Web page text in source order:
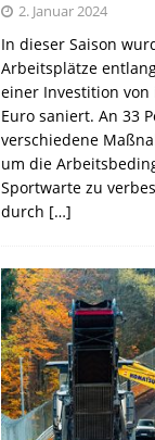
2. Januar 2024
In dieser Saison
Arbeitsplätze
einer Investition von
Euro saniert. An 33
verschiedene
um die
Sportwarte zu
durch […]